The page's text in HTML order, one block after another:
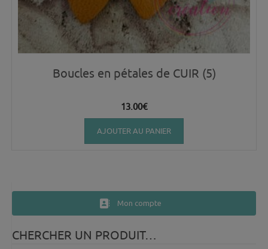
Boucles en pétales de CUIR (5)
13.00€
AJOUTER AU PANIER
Mon compte
CHERCHER UN PRODUIT…